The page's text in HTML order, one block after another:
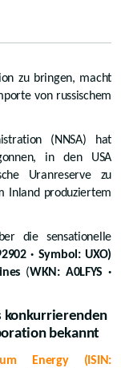
zu bringen, macht
von russischem
(NNSA) hat
in den USA
Uranreserve zu
Inland produziertem
die sensationelle
· Symbol: UXO)
(WKN: A0LFYS ·
konkurrierenden
bekannt
Energy (ISIN: